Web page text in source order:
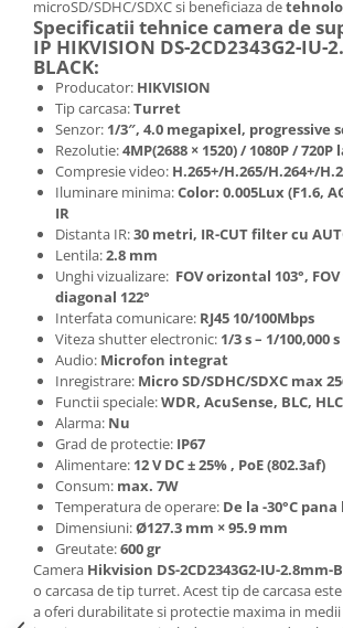
microSD/SDHC/SDXC si beneficiaza de
Specificatii tehnice camera de
IP HIKVISION DS-2CD2343G2-IU-
BLACK:
Producator: HIKVISION
Tip carcasa:Turret
Senzor: 1/3″, 4.0 megapixel, progressive
Rezolutie:4MP(2688 × 1520) / 1080P / 720P
Compresie video: H.265+/H.265/H.264+/
Iluminare minima:Color: 0.005Lux (F1.6,
IR
Distanta IR:30 metri, IR-CUT filter cu
Lentila:2.8 mm
Unghi vizualizare: FOV orizontal 103°,
diagonal 122°
Interfata comunicare: RJ45 10/100Mbps
Viteza shutter electronic: 1/3 s – 1/100,000 s
Audio: Microfon integrat
Inregistrare: Micro SD/SDHC/SDXC max
Functii speciale:WDR, AcuSense, BLC,
Alarma: Nu
Grad de protectie: IP67
Alimentare: 12 V DC ± 25% , PoE (802.3af)
Consum: max. 7W
Temperatura de operare: De la -30°C pana
Dimensiuni:Ø127.3 mm × 95.9 mm
Greutate:600 gr
Camera Hikvision DS-2CD2343G2-IU-2.8mm-
o carcasa de tip turret. Acest tip de carcasa
a oferi durabilitate si protectie maxima in